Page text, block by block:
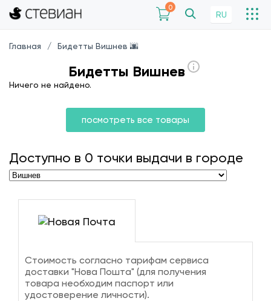
0
RU
Главная Бидетты Вишнев 🌆
Бидетты Вишнев
Ничего не найдено.
посмотреть все товары
Доступно в 0 точки выдачи в городе
Стоимость согласно тарифам сервиса
доставки "Нова Пошта" (для получения
товара необходим паспорт или
удостоверение личности).